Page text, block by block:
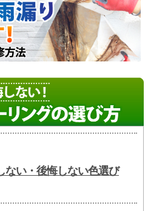
ない・後悔しない色選び